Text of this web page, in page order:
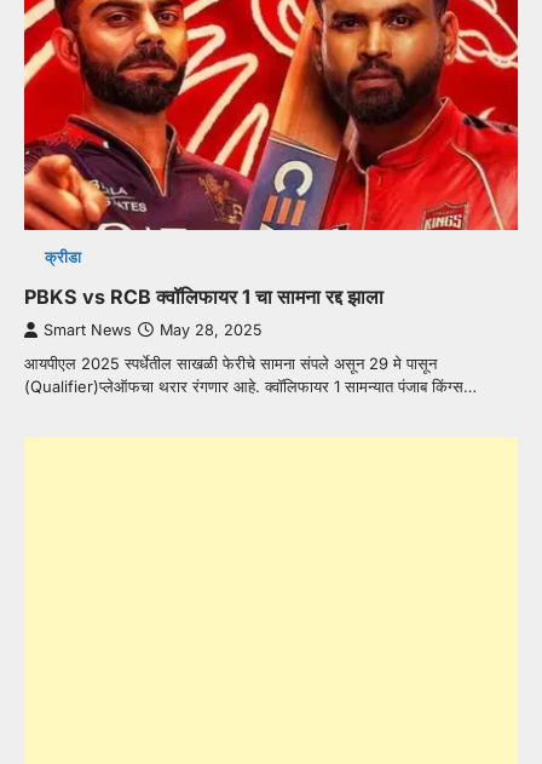
क्रीडा
PBKS vs RCB क्वॉलिफायर 1 चा सामना रद्द झाला
Smart News May 28, 2025
आयपीएल 2025 स्पर्धेतील साखळी फेरीचे सामना संपले असून 29 मे पासून
(Qualifier)प्लेऑफचा थरार रंगणार आहे. क्वॉलिफायर 1 सामन्यात पंजाब किंग्स…